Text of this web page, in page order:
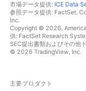
市場データ提供: ICE Data
参照データ提供: FactSet.
Inc.
Copyright © 2026,
供: FactSet Research
SEC提出書類およびその他
© 2026 TradingView, Inc.
主要プロダクト